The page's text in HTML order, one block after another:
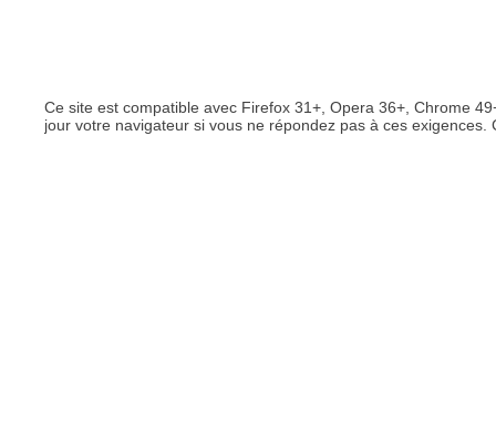
Ce site est compatible avec Firefox 31+, Opera 36+, Chrome
jour votre navigateur si vous ne répondez pas à ces